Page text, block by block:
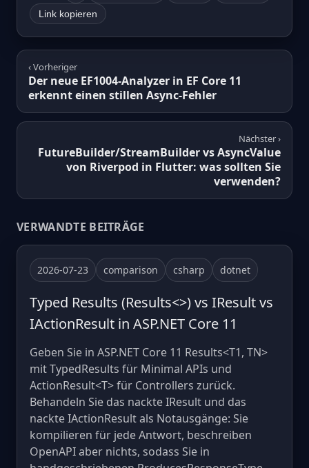
Link kopieren
‹ Vorheriger
Der neue EF1004-Analyzer in EF Core 11
erkennt einen stillen Async-Fehler
Nächster ›
FutureBuilder/StreamBuilder vs AsyncValue
von Riverpod in Flutter: was sollten Sie
verwenden?
VERWANDTE BEITRÄGE
2026-07-23 comparison csharp dotnet
Typed Results (Results<>) vs IResult vs
IActionResult in ASP.NET Core 11
Geben Sie in ASP.NET Core 11 Results<T1, TN>
mit TypedResults für Minimal APIs und
ActionResult<T> für Controllers zurück.
Behandeln Sie das nackte IResult und das
nackte IActionResult als Notausgänge: Sie
kompilieren für jede Antwort, beschreiben
OpenAPI aber nichts, sodass Sie in